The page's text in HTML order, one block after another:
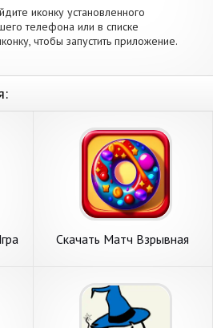
иконку установленного
телефона или в списке
чтобы запустить приложение.
Скачать Матч Взрывная
на Андроид